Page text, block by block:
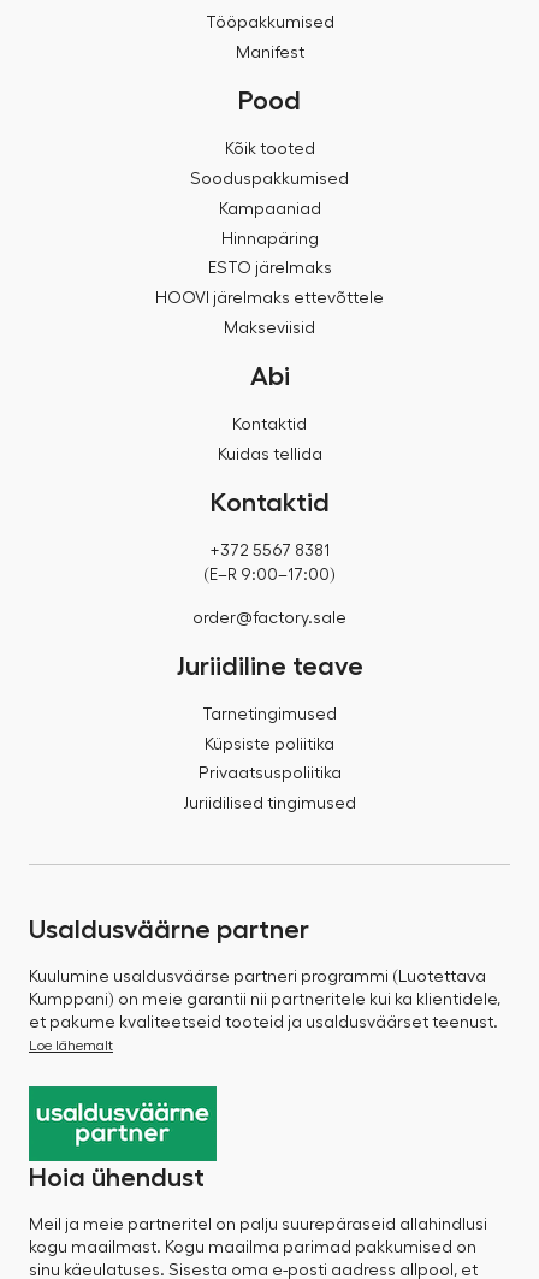
Tööpakkumised
Manifest
Pood
Kõik tooted
Sooduspakkumised
Kampaaniad
Hinnapäring
ESTO järelmaks
HOOVI järelmaks ettevõttele
Makseviisid
Abi
Kontaktid
Kuidas tellida
Kontaktid
+372 5567 8381
(E–R 9:00–17:00)
order@factory.sale
Juriidiline teave
Tarnetingimused
Küpsiste poliitika
Privaatsuspoliitika
Juriidilised tingimused
Usaldusväärne partner
Kuulumine usaldusväärse partneri programmi (Luotettava
Kumppani) on meie garantii nii partneritele kui ka klientidele,
et pakume kvaliteetseid tooteid ja usaldusväärset teenust.
Loe lähemalt
Hoia ühendust
Meil ja meie partneritel on palju suurepäraseid allahindlusi
kogu maailmast. Kogu maailma parimad pakkumised on
sinu käeulatuses. Sisesta oma e-posti aadress allpool, et